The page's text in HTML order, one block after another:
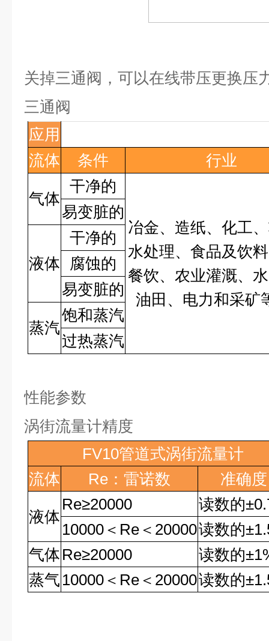
关掉三通阀，可以在线带压更换压
三通阀
应用
流体
条件 行业
气体
干净的
冶金、造纸、化工
水处理、食品及饮
餐饮、农业灌溉、
油田、电力和采矿
易变脏的
液体
干净的
腐蚀的
易变脏的
蒸汽
饱和蒸汽
过热蒸汽
性能参数
涡街流量计精度
FV10管道式涡街流量计
流体
Re ：雷诺数 准确度
液体
Re≥20000 读数的
10000 ＜ Re ＜ 20000读数的
气体 Re≥20000 读数的
蒸气 10000 ＜ Re ＜ 20000读数的